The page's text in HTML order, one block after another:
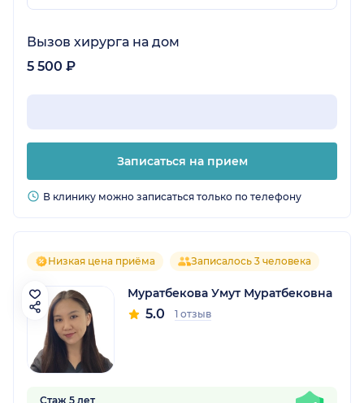
Вызов хирурга на дом
5 500 ₽
Записаться на прием
В клинику можно записаться только по телефону
Низкая цена приёма Записалось 3 человека
Муратбекова Умут Муратбековна
5.0 1 отзыв
Стаж 5 лет